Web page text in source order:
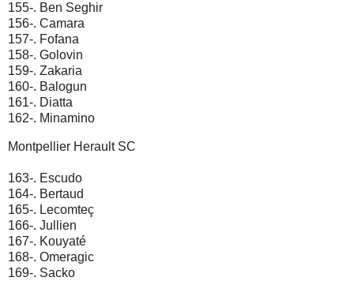
155-. Ben Seghir
156-. Camara
157-. Fofana
158-. Golovin
159-. Zakaria
160-. Balogun
161-. Diatta
162-. Minamino
Montpellier Herault SC
163-. Escudo
164-. Bertaud
165-. Lecomteç
166-. Jullien
167-. Kouyaté
168-. Omeragic
169-. Sacko